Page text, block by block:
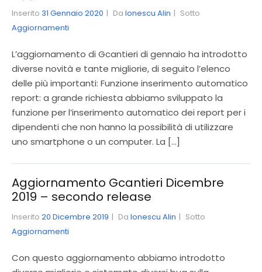
Inserito 31 Gennaio 2020 Da Ionescu Alin
Sotto
Aggiornamenti
L’aggiornamento di Gcantieri di gennaio ha introdotto
diverse novità e tante migliorie, di seguito l’elenco
delle più importanti: Funzione inserimento automatico
report: a grande richiesta abbiamo sviluppato la
funzione per l’inserimento automatico dei report per i
dipendenti che non hanno la possibilità di utilizzare
uno smartphone o un computer. La […]
Aggiornamento Gcantieri Dicembre
2019 – secondo release
Inserito 20 Dicembre 2019 Da Ionescu Alin
Sotto
Aggiornamenti
Con questo aggiornamento abbiamo introdotto